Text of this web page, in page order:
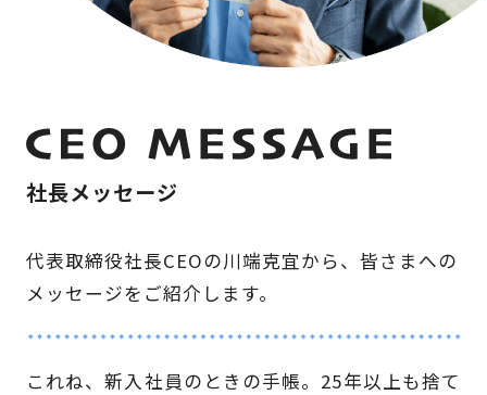
社長メッセージ
代表取締役社長CEOの川端克宜から、皆さまへの
メッセージをご紹介します。
これね、新入社員のときの手帳。25年以上も捨て